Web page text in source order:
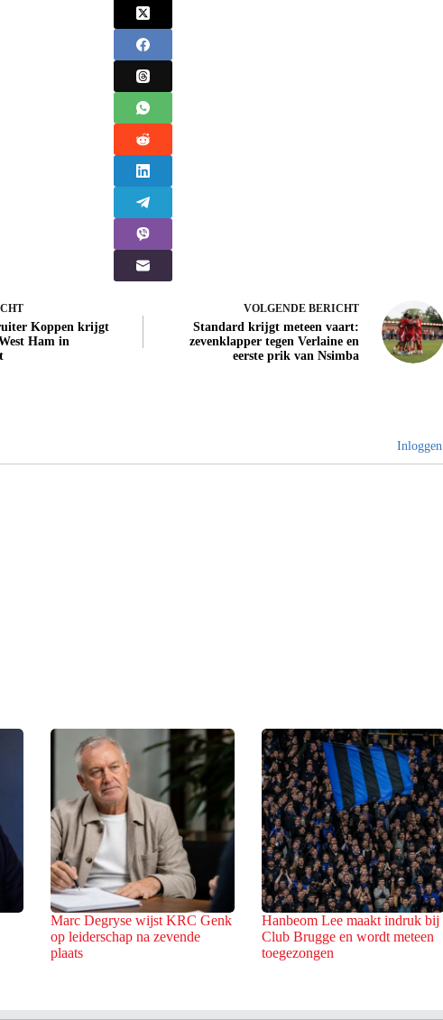
Koppen krijgt
Ham in
VOLGENDE BERICHT
Standard krijgt meteen vaart:
zevenklapper tegen Verlaine en
eerste prik van Nsimba
Inloggen
Marc Degryse wijst KRC Genk
op leiderschap na zevende
plaats
Hanbeom Lee maakt indruk bij
Club Brugge en wordt meteen
toegezongen